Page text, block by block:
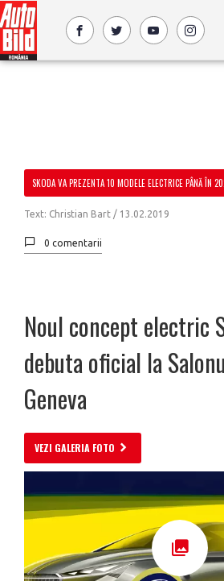
SKODA VA PREZENTA 10 MODELE ELECTRICE PÂNĂ ÎN
Text: Christian Bart / 13.02.2019
0 comentarii
Noul concept electric
debuta oficial la
Geneva
VEZI GALERIA FOTO